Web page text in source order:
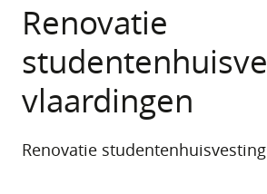
Renovatie
vlaardingen
Renovatie